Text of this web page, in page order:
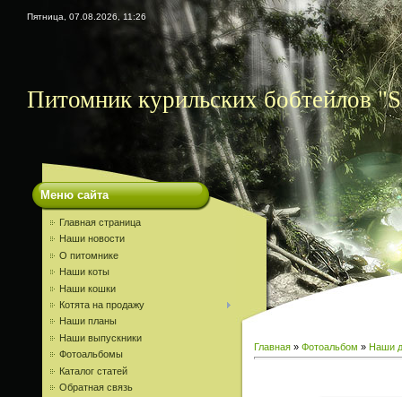
Пятница, 07.08.2026, 11:26
Питомник курильских бобтейлов
Меню сайта
Главная страница
Наши новости
О питомнике
Наши коты
Наши кошки
Котята на продажу
Наши планы
Наши выпускники
Фотоальбомы
Каталог статей
Обратная связь
Главная » Фотоальбом » Наши